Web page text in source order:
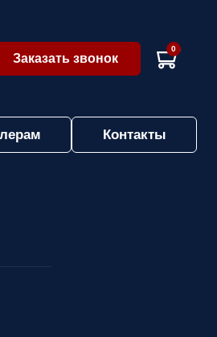
Заказать звонок
0
Контакты